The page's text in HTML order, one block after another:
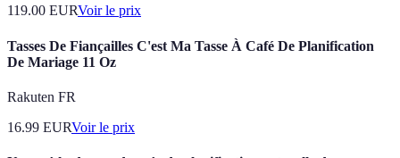
119.00 EURVoir le prix
Tasses De Fiançailles C'est Ma Tasse À Café De Planification
De Mariage 11 Oz
Rakuten FR
16.99 EURVoir le prix